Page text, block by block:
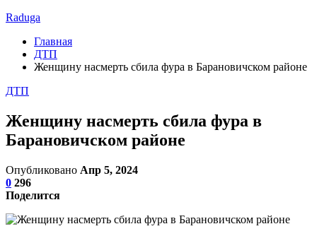
Raduga
Главная
ДТП
Женщину насмерть сбила фура в Барановичском районе
ДТП
Женщину насмерть сбила фура в
Барановичском районе
Опубликовано Апр 5, 2024
0 296
Поделится